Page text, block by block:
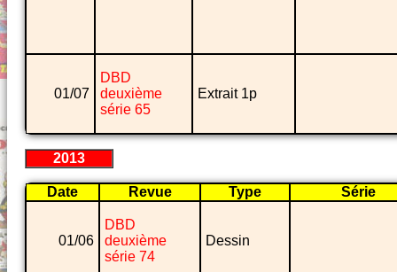
01/07
DBD
deuxième
série 65
Extrait 1p
2013
Date Revue Type Série
01/06
DBD
deuxième
série 74
Dessin